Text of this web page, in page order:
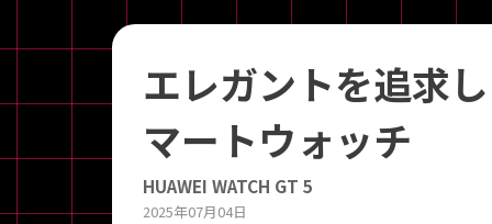
エレガントを追求
マートウォッチ
HUAWEI WATCH GT 5
2025年07月04日
Let's note EliteBook MacBook
商品シリーズ名・ブランド名の絞り込み。
LAVIE FMV Let's note